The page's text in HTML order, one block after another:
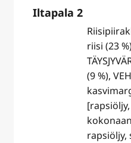
Iltapala 2
riisi (23
(9 %),
rapsiöljy,